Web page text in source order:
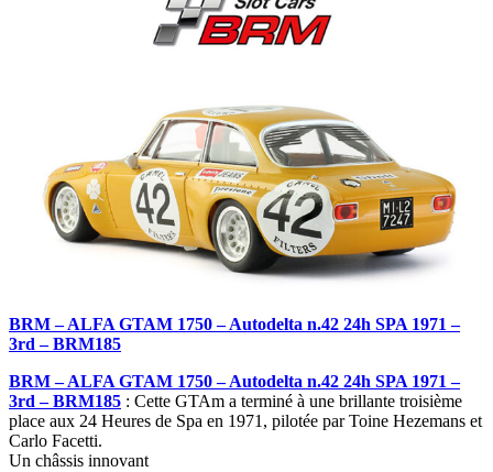
BRM – ALFA GTAM 1750 – Autodelta n.42 24h SPA 1971 –
3rd – BRM185
BRM – ALFA GTAM 1750 – Autodelta n.42 24h SPA 1971 –
3rd – BRM185 : Cette GTAm a terminé à une brillante troisième
place aux 24 Heures de Spa en 1971, pilotée par Toine Hezemans et
Carlo Facetti.
Un châssis innovant